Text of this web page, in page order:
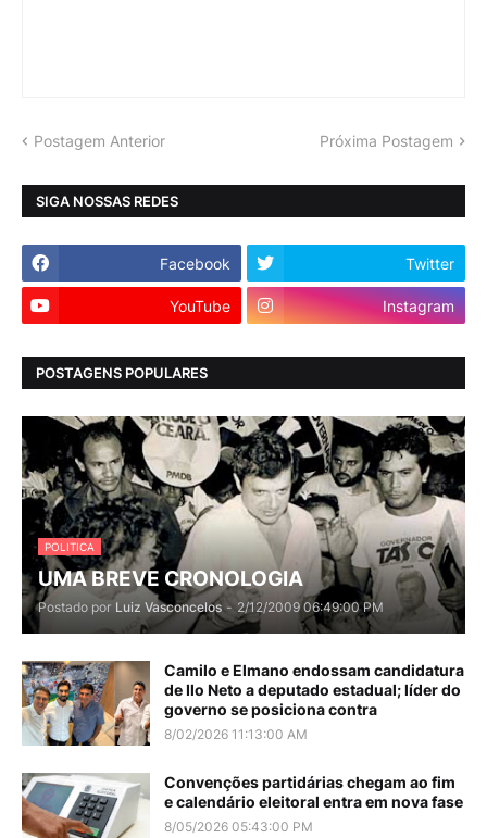
Postagem Anterior Próxima Postagem
SIGA NOSSAS REDES
Facebook Twitter
YouTube Instagram
POSTAGENS POPULARES
POLITICA
UMA BREVE CRONOLOGIA
Postado por Luiz Vasconcelos - 2/12/2009 06:49:00 PM
Camilo e Elmano endossam candidatura
de Ilo Neto a deputado estadual; líder do
governo se posiciona contra
8/02/2026 11:13:00 AM
Convenções partidárias chegam ao fim
e calendário eleitoral entra em nova fase
8/05/2026 05:43:00 PM